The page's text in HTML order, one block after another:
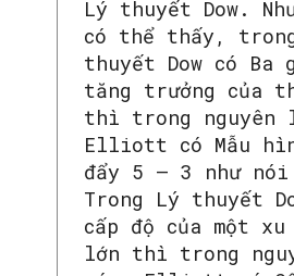
Lý thuyết Dow.
có thể thấy,
thuyết Dow có Ba
tăng trưởng của
thì trong nguyên
Elliott có Mẫu
đẩy 5 – 3 như
Trong Lý thuyết
cấp độ của một xu
lớn thì trong